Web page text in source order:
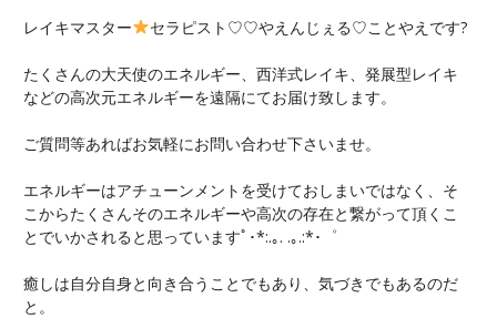
レイキマスター セラピスト♡♡やえんじぇる♡ことやえです?
たくさんの大天使のエネルギー、西洋式レイキ、発展型レイキ
などの高次元エネルギーを遠隔にてお届け致します。
ご質問等あればお気軽にお問い合わせ下さいませ。
エネルギーはアチューンメントを受けておしまいではなく、そ
こからたくさんそのエネルギーや高次の存在と繋がって頂くこ
とでいかされると思っていますﾟ･*:.｡. .｡.:*･゜
癒しは自分自身と向き合うことでもあり、気づきでもあるのだ
と。